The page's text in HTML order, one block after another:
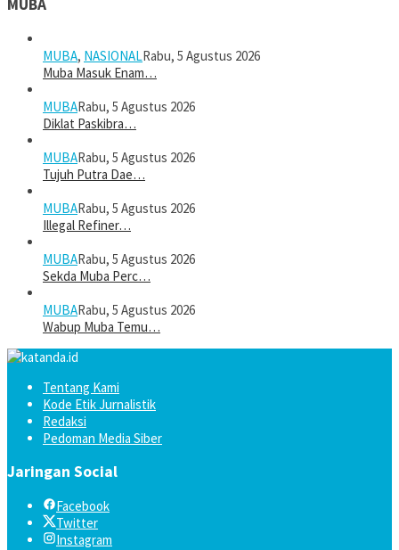
MUBA
MUBA, NASIONALRabu, 5 Agustus 2026
Muba Masuk Enam…
MUBARabu, 5 Agustus 2026
Diklat Paskibra…
MUBARabu, 5 Agustus 2026
Tujuh Putra Dae…
MUBARabu, 5 Agustus 2026
Illegal Refiner…
MUBARabu, 5 Agustus 2026
Sekda Muba Perc…
MUBARabu, 5 Agustus 2026
Wabup Muba Temu…
Tentang Kami
Kode Etik Jurnalistik
Redaksi
Pedoman Media Siber
Jaringan Social
Facebook
Twitter
Instagram